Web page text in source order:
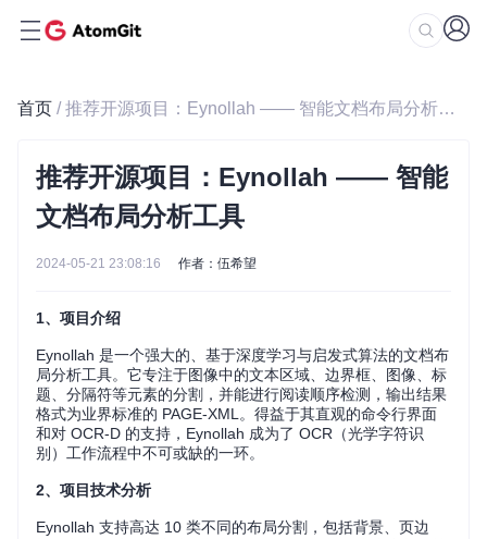
首页 / 推荐开源项目：Eynollah —— 智能文档布局分析工具
推荐开源项目：Eynollah —— 智能
文档布局分析工具
2024-05-21 23:08:16 作者：伍希望
1、项目介绍
Eynollah 是一个强大的、基于深度学习与启发式算法的文档布
局分析工具。它专注于图像中的文本区域、边界框、图像、标
题、分隔符等元素的分割，并能进行阅读顺序检测，输出结果
格式为业界标准的 PAGE-XML。得益于其直观的命令行界面
和对 OCR-D 的支持，Eynollah 成为了 OCR（光学字符识
别）工作流程中不可或缺的一环。
2、项目技术分析
Eynollah 支持高达 10 类不同的布局分割，包括背景、页边